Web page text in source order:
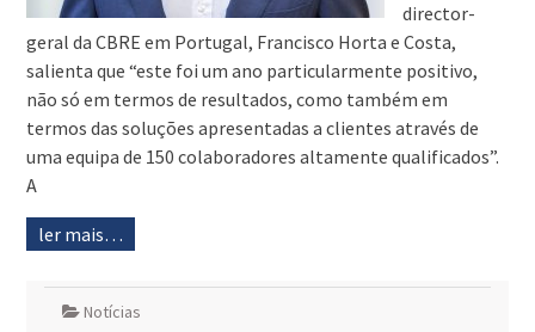
director-
geral da CBRE em Portugal, Francisco Horta e Costa,
salienta que “este foi um ano particularmente positivo,
não só em termos de resultados, como também em
termos das soluções apresentadas a clientes através de
uma equipa de 150 colaboradores altamente qualificados”.
A
ler mais…
Notícias